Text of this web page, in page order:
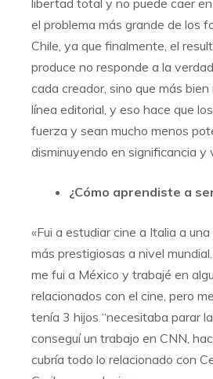
libertad total y no puede caer
el problema más grande de los
Chile, ya que finalmente, el
produce no responde a la
cada creador, sino que más
línea editorial, y eso hace que
fuerza y sean mucho menos
disminuyendo en significancia y
¿Cómo aprendiste a
«Fui a estudiar cine a Italia a
más prestigiosas a nivel
me fui a México y trabajé en
relacionados con el cine, pero
tenía 3 hijos “necesitaba parar
conseguí un trabajo en CNN,
cubría todo lo relacionado con